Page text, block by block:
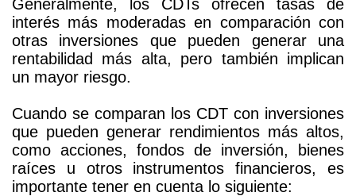
Generalmente, los CDTs ofrecen tasas de
interés más moderadas en comparación con
otras inversiones que pueden generar una
rentabilidad más alta, pero también implican
un mayor riesgo.
Cuando se comparan los CDT con inversiones
que pueden generar rendimientos más altos,
como acciones, fondos de inversión, bienes
raíces u otros instrumentos financieros, es
importante tener en cuenta lo siguiente: